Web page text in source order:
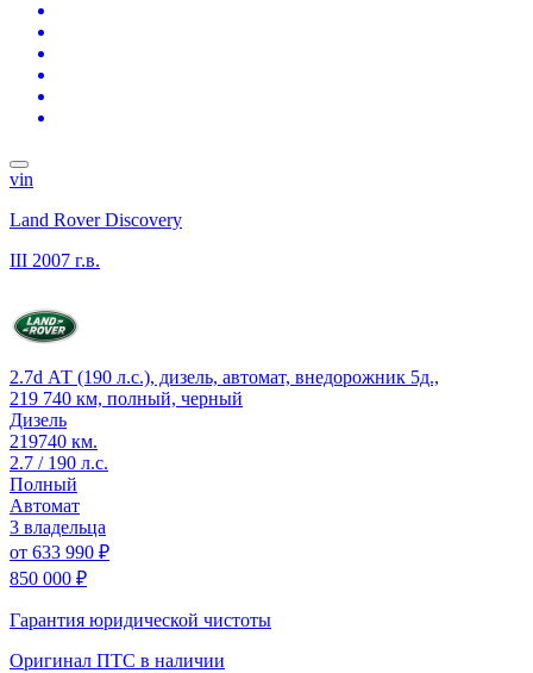
vin
Land Rover Discovery
III 2007 г.в.
2.7d АТ (190 л.с.), дизель, автомат, внедорожник 5д.,
219 740 км, полный, черный
Дизель
219740 км.
2.7 / 190 л.с.
Полный
Автомат
3 владельца
от 633 990 ₽
850 000 ₽
Гарантия юридической чистоты
Оригинал ПТС в наличии